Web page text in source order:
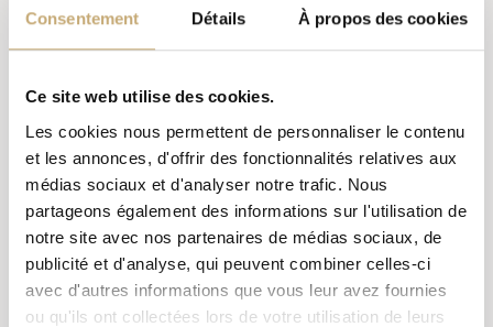
Consentement Détails À propos des cookies
Ce site web utilise des cookies.
Les cookies nous permettent de personnaliser le contenu
et les annonces, d'offrir des fonctionnalités relatives aux
médias sociaux et d'analyser notre trafic. Nous
partageons également des informations sur l'utilisation de
notre site avec nos partenaires de médias sociaux, de
publicité et d'analyse, qui peuvent combiner celles-ci
avec d'autres informations que vous leur avez fournies
ou qu'ils ont collectées lors de votre utilisation de leurs
Adresse :
+41229192419Téléphone 2:+41229192424
Direction :
Saisissez votre code postal ou ville